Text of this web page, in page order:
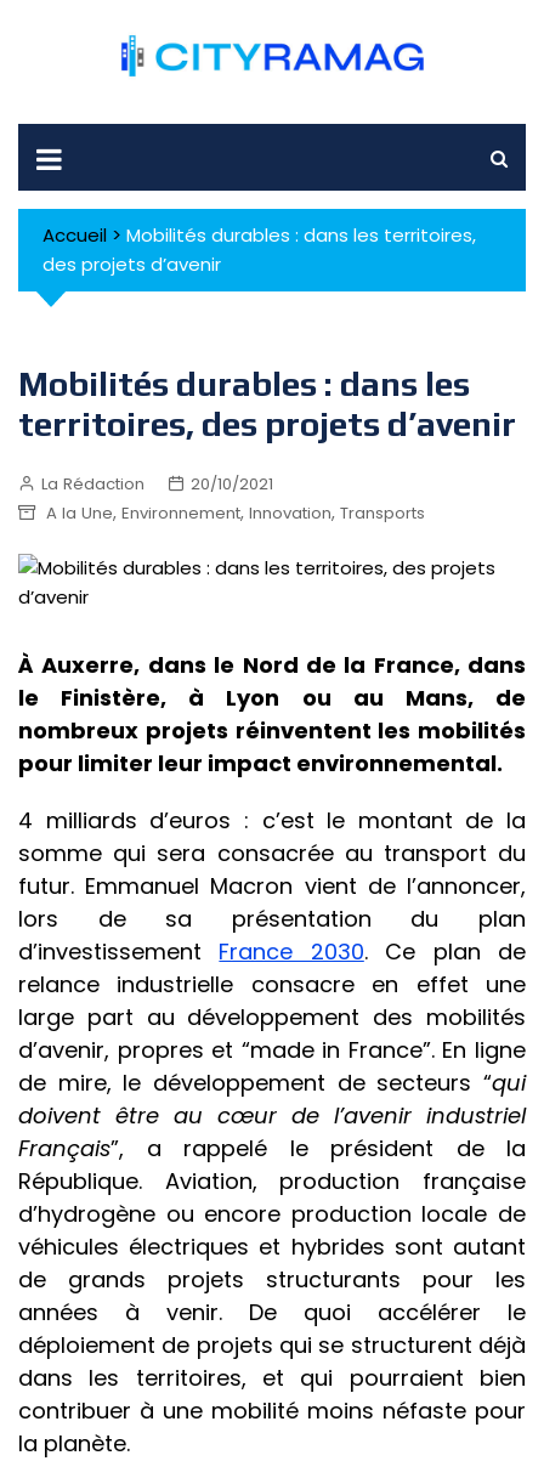
Accueil > Mobilités durables : dans les territoires,
des projets d’avenir
Mobilités durables : dans les
territoires, des projets d’avenir
La Rédaction
20/10/2021
A la Une, Environnement, Innovation, Transports
À Auxerre, dans le Nord de la France, dans
le Finistère, à Lyon ou au Mans, de
nombreux projets réinventent les mobilités
pour limiter leur impact environnemental.
4 milliards d’euros : c’est le montant de la
somme qui sera consacrée au transport du
futur. Emmanuel Macron vient de l’annoncer,
lors de sa présentation du plan
d’investissement France 2030. Ce plan de
relance industrielle consacre en effet une
large part au développement des mobilités
d’avenir, propres et “made in France”. En ligne
de mire, le développement de secteurs “qui
doivent être au cœur de l’avenir industriel
Français”, a rappelé le président de la
République. Aviation, production française
d’hydrogène ou encore production locale de
véhicules électriques et hybrides sont autant
de grands projets structurants pour les
années à venir. De quoi accélérer le
déploiement de projets qui se structurent déjà
dans les territoires, et qui pourraient bien
contribuer à une mobilité moins néfaste pour
la planète.